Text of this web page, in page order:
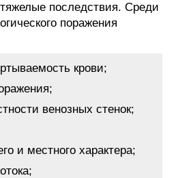
последствия. Среди
поражения
крови;
венозных стенок;
и местного характера;